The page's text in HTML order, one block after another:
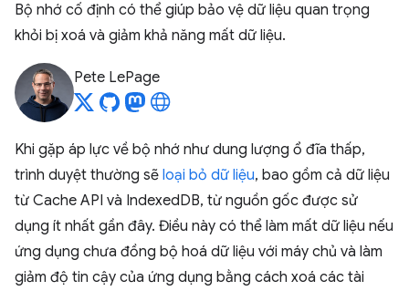
Bộ nhớ cố định có thể giúp bảo vệ dữ liệu quan trọng
khỏi bị xoá và giảm khả năng mất dữ liệu.
Pete LePage
Khi gặp áp lực về bộ nhớ như dung lượng ổ đĩa thấp,
trình duyệt thường sẽ loại bỏ dữ liệu, bao gồm cả dữ liệu
từ Cache API và IndexedDB, từ nguồn gốc được sử
dụng ít nhất gần đây. Điều này có thể làm mất dữ liệu nếu
ứng dụng chưa đồng bộ hoá dữ liệu với máy chủ và làm
giảm độ tin cậy của ứng dụng bằng cách xoá các tài